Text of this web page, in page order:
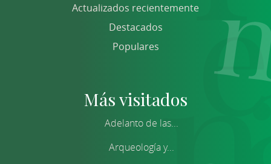
Actualizados recientemente
Destacados
Populares
Más visitados
Adelanto de las...
Arqueología y...